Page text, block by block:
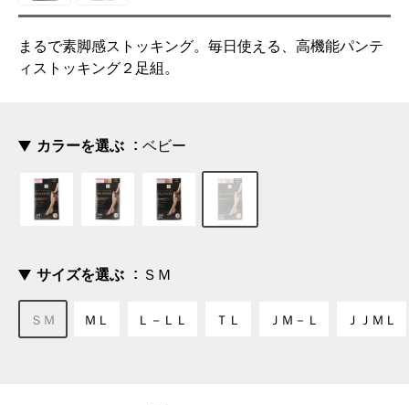
まるで素脚感ストッキング。毎日使える、高機能パンテ
ィストッキング２足組。
カラーを選ぶ ベビー
サイズを選ぶ ＳＭ
ＳＭ ＭＬ Ｌ－ＬＬ ＴＬ ＪＭ－Ｌ ＪＪＭＬ